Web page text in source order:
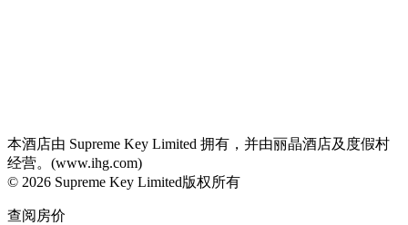
本酒店由 Supreme Key Limited 拥有，并由丽晶酒店及度假村
经营。(www.ihg.com)
© 2026 Supreme Key Limited版权所有
查阅房价